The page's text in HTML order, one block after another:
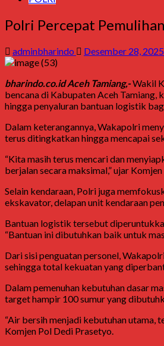
Polri Percepat
adminbharindo Desember 28, 2025
bharindo.co.id Aceh Tamiang,-Wakil
bencana di Kabupaten Aceh Tamiang,
hingga penyaluran bantuan logistik
Dalam keterangannya, Wakapolri
terus ditingkatkan hingga mencapai
“Kita masih terus mencari dan
berjalan secara maksimal,” ujar
Selain kendaraan, Polri juga
ekskavator, delapan unit kendaraan
Bantuan logistik tersebut
“Bantuan ini dibutuhkan baik untuk
Dari sisi penguatan personel,
sehingga total kekuatan yang
Dalam pemenuhan kebutuhan dasar
target hampir 100 sumur yang
“Air bersih menjadi kebutuhan utama,
Komjen Pol Dedi Prasetyo.